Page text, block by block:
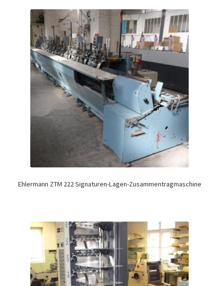
Ehlermann ZTM 222 Signaturen-Lagen-Zusammentragmaschine